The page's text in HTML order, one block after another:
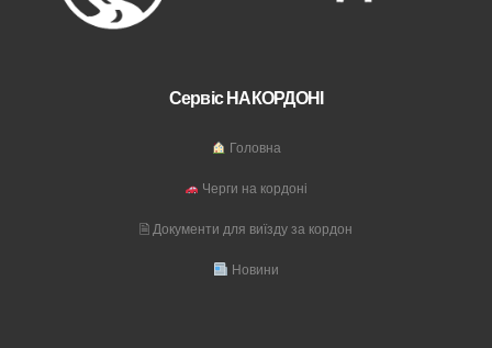
Сервіс НАКОРДОНІ
Головна
Черги на кордоні
🗎 Документи для виїзду за кордон
Новини